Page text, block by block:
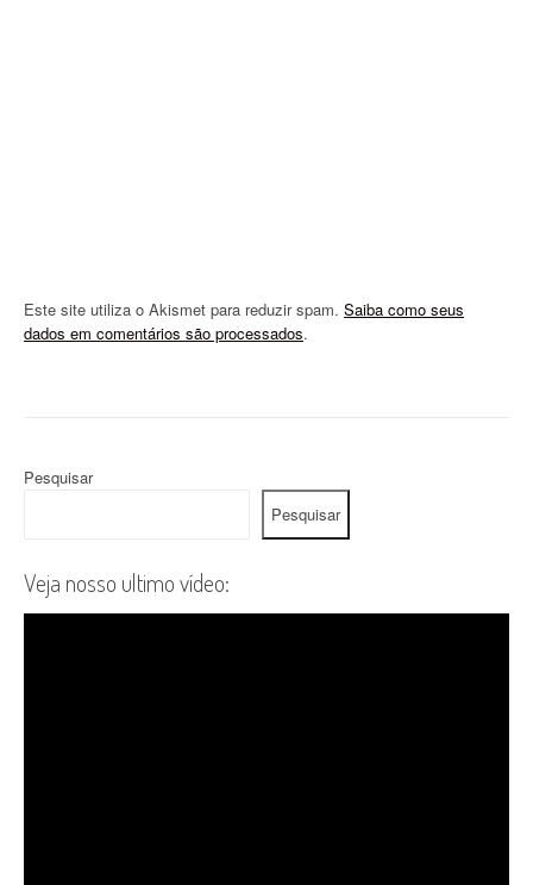
Este site utiliza o Akismet para reduzir spam. Saiba como seus
dados em comentários são processados.
Pesquisar
Pesquisar
Veja nosso ultimo vídeo: